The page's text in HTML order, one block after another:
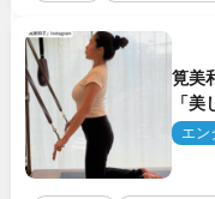
筧美
「
エン